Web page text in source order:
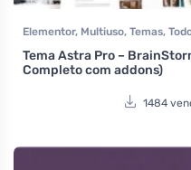
Elementor, Multiuso, Temas,
Tema Astra Pro –
Completo com addons)
1484